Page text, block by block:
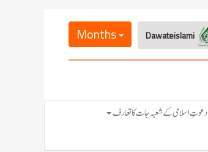
Months
دعوتِ اسلامی کے شعبہ جات کا تعارف
عبدالرؤف (درجہ سابعہ جامعۃ المدینہ
فیضان بغداد ،کراچی،پاکستان)
مدنی رضا(درجہ سادسہ مرکز ی جامعۃ